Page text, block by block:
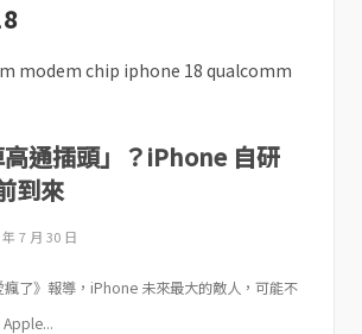
通插頭」？iPhone 自研
到來
7 月 30 日
瘋了》報導，iPhone 未來最大的敵人，可能不